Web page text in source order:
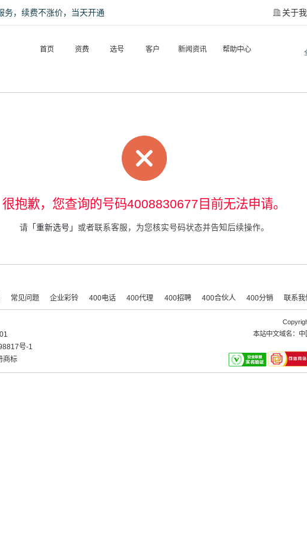
，续费不涨价，当天开通 关于
首页 资费 选号 客户 新闻资讯 帮助中心
很抱歉，您查询的号码4008830677目前无法申请。
请 「重新选号」 或者联系客服，为您核实号码状态并告知后续操作。
常见问题 企业彩铃 400电话 400代理 400招聘 400合伙人 400分销 联系我
号-1
商标
本站中文域名： 中